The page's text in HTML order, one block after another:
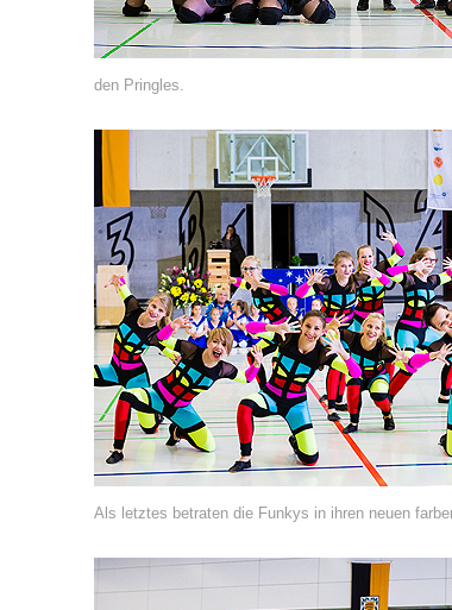
den Pringles.
Als letztes betraten die Funkys in ihren neuen